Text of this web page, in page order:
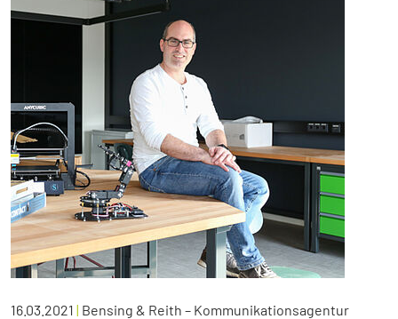
16.03.2021 | Bensing & Reith – Kommunikationsagentur